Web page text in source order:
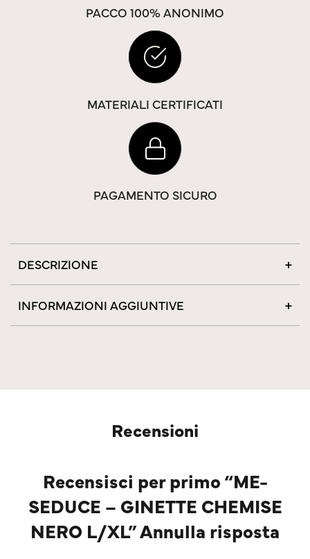
PACCO 100% ANONIMO
MATERIALI CERTIFICATI
PAGAMENTO SICURO
DESCRIZIONE
INFORMAZIONI AGGIUNTIVE
Recensioni
Recensisci per primo “ME-
SEDUCE – GINETTE CHEMISE
NERO L/XL” Annulla risposta